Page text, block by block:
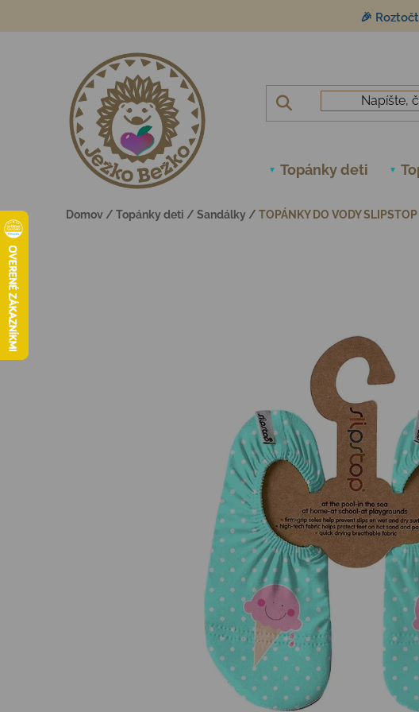
🎉
Topánky deti
Domov / Topánky deti / Sandálky / TOPÁNKY DO VODY